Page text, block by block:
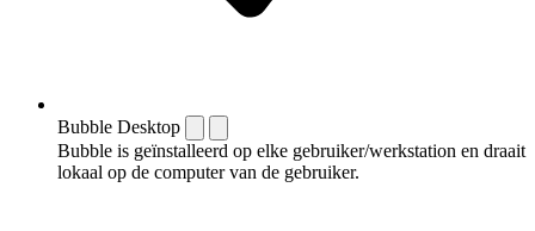
Bubble Desktop
Bubble is geïnstalleerd op elke gebruiker/werkstation en draait
lokaal op de computer van de gebruiker.